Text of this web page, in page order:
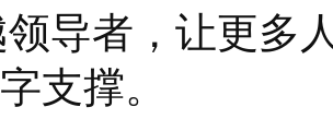
如同艺术形